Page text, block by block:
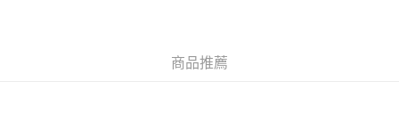
每筆HK$50.00，滿HK$300.00或以上免運費
商品推薦